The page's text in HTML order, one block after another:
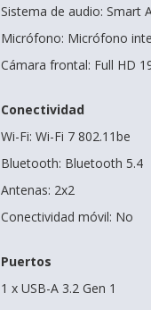
Sistema de audio: Smart
Micrófono: Micrófono
Cámara frontal: Full HD
Conectividad
Wi-Fi: Wi-Fi 7 802.11be
Bluetooth: Bluetooth 5.4
Antenas: 2x2
Conectividad móvil: No
Puertos
1 x USB-A 3.2 Gen 1